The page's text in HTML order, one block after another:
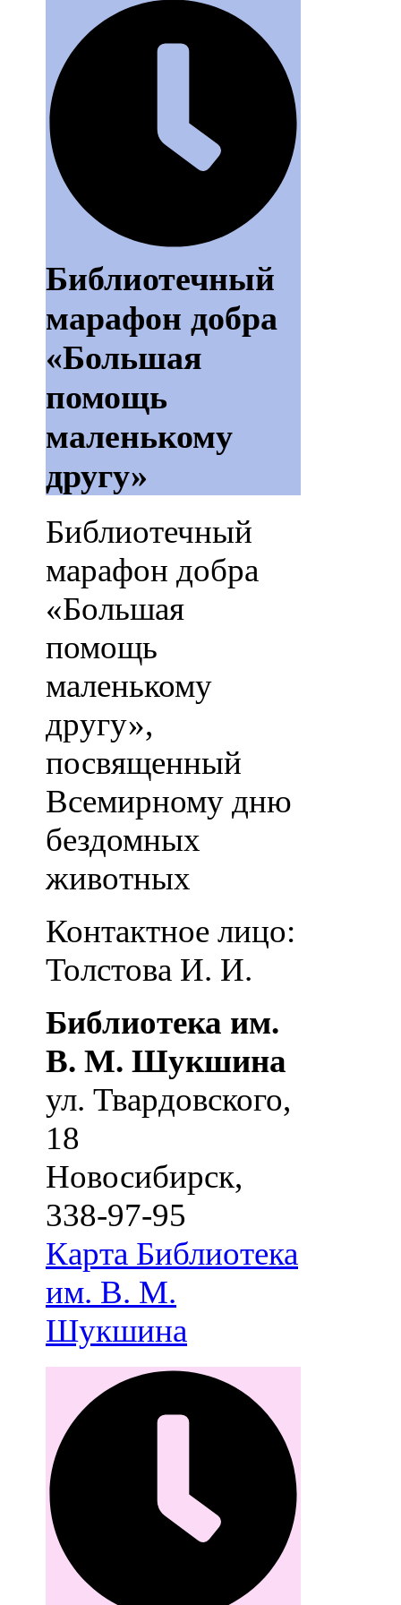
Библиотечный
марафон добра
«Большая
помощь
маленькому
другу»
Библиотечный
марафон добра
«Большая
помощь
маленькому
другу»,
посвященный
Всемирному дню
бездомных
животных
Контактное лицо:
Толстова И. И.
Библиотека им.
В. М. Шукшина
ул. Твардовского,
18
Новосибирск,
338-97-95
Карта Библиотека
им. В. М.
Шукшина